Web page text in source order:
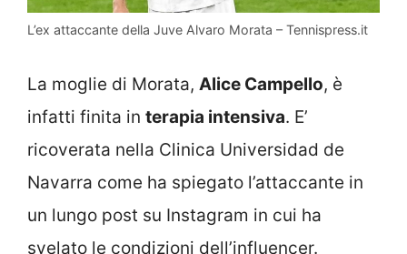
L’ex attaccante della Juve Alvaro Morata – Tennispress.it
La moglie di Morata, Alice Campello, è
infatti finita in terapia intensiva. E’
ricoverata nella Clinica Universidad de
Navarra come ha spiegato l’attaccante in
un lungo post su Instagram in cui ha
svelato le condizioni dell’influencer.